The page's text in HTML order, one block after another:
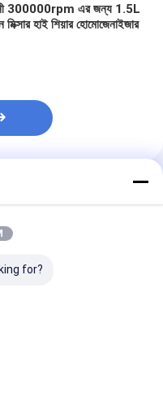
300000rpm এর জন্য 1.5L
হাই শিয়ার হোমোজেনাইজার
for?